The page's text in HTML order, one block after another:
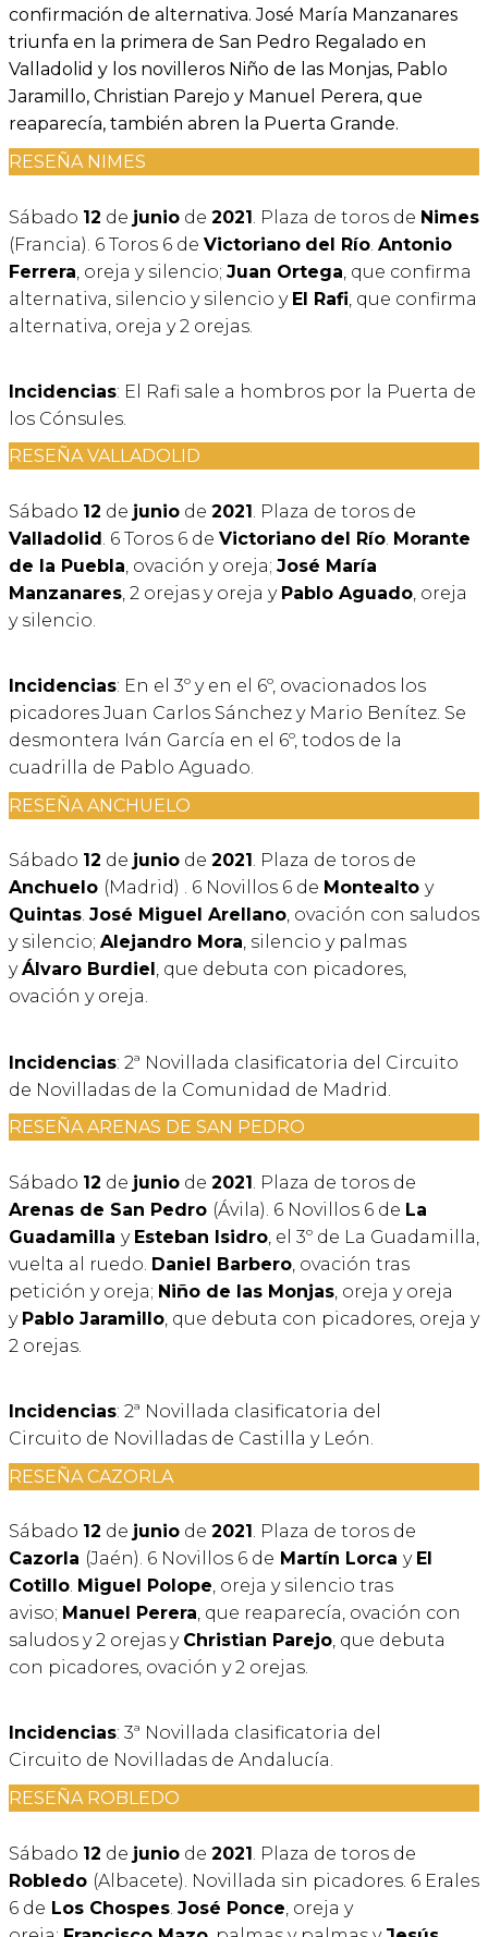
confirmación de alternativa. José María Manzanares
triunfa en la primera de San Pedro Regalado en
Valladolid y los novilleros Niño de las Monjas, Pablo
Jaramillo, Christian Parejo y Manuel Perera, que
reaparecía, también abren la Puerta Grande.
RESEÑA NIMES
Sábado 12 de junio de 2021 . Plaza de toros de Nimes
(Francia). 6 Toros 6 de Victoriano del Río Antonio
Ferrera , oreja y silencio; Juan Ortega , que confirma
alternativa, silencio y silencio y El Rafi , que confirma
alternativa, oreja y 2 orejas.
Incidencias: El Rafi sale a hombros por la Puerta de
los Cónsules.
RESEÑA VALLADOLID
Sábado 12 de junio de 2021. Plaza de toros de
Valladolid. 6 Toros 6 de Victoriano del Río. Morante
de la Puebla, ovación y oreja; José María
Manzanares, 2 orejas y oreja y Pablo Aguado, oreja
y silencio.
Incidencias: En el 3º y en el 6º, ovacionados los
picadores Juan Carlos Sánchez y Mario Benítez. Se
desmontera Iván García en el 6º, todos de la
cuadrilla de Pablo Aguado.
RESEÑA ANCHUELO
Sábado 12 de junio de 2021 . Plaza de toros de
Anchuelo (Madrid) . 6 Novillos 6 de Montealto y
Quintas. José Miguel Arellano, ovación con saludos
y silencio; Alejandro Mora, silencio y palmas
yÁlvaro Burdiel , que debuta con picadores,
ovación y oreja.
Incidencias: 2ª Novillada clasificatoria del Circuito
de Novilladas de la Comunidad de Madrid.
RESEÑA ARENAS DE SAN PEDRO
Sábado 12 de junio de 2021 . Plaza de toros de
Arenas de San Pedro (Ávila). 6 Novillos 6 de La
Guadamilla y Esteban Isidro , el 3º de La Guadamilla,
vuelta al ruedo. Daniel Barbero , ovación tras
petición y oreja; Niño de las Monjas , oreja y oreja
y Pablo Jaramillo , que debuta con picadores, oreja y
2 orejas.
Incidencias: 2ª Novillada clasificatoria del
Circuito de Novilladas de Castilla y León.
RESEÑA CAZORLA
Sábado 12 de junio de 2021 . Plaza de toros de
Cazorla (Jaén). 6 Novillos 6 de Martín Lorca y El
Cotillo. Miguel Polope, oreja y silencio tras
aviso; Manuel Perera, que reaparecía, ovación con
saludos y 2 orejas y Christian Parejo, que debuta
con picadores, ovación y 2 orejas.
Incidencias: 3ª Novillada clasificatoria del
Circuito de Novilladas de Andalucía.
RESEÑA ROBLEDO
Sábado 12 de junio de 2021 . Plaza de toros de
Robledo (Albacete). Novillada sin picadores. 6 Erales
6 de Los Chospes José Ponce , oreja y